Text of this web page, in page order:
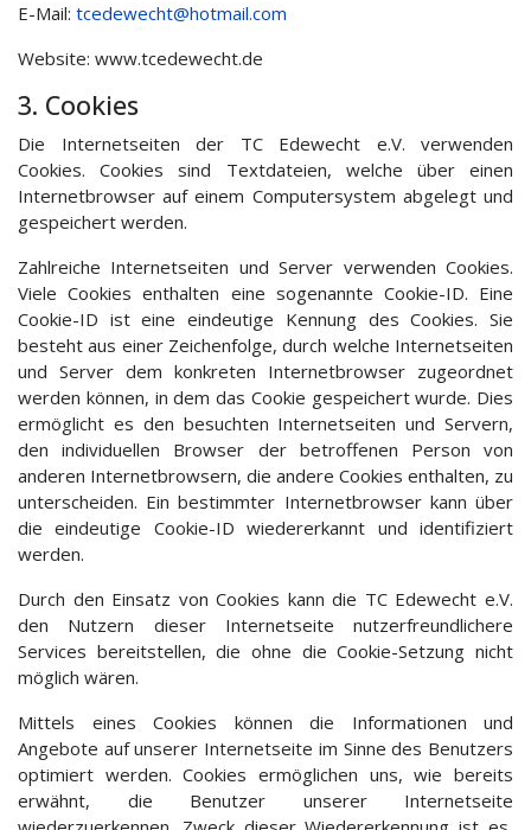
E-Mail: tcedewecht@hotmail.com
Website: www.tcedewecht.de
3. Cookies
Die Internetseiten der TC Edewecht e.V. verwenden
Cookies. Cookies sind Textdateien, welche über einen
Internetbrowser auf einem Computersystem abgelegt und
gespeichert werden.
Zahlreiche Internetseiten und Server verwenden Cookies.
Viele Cookies enthalten eine sogenannte Cookie-ID. Eine
Cookie-ID ist eine eindeutige Kennung des Cookies. Sie
besteht aus einer Zeichenfolge, durch welche Internetseiten
und Server dem konkreten Internetbrowser zugeordnet
werden können, in dem das Cookie gespeichert wurde. Dies
ermöglicht es den besuchten Internetseiten und Servern,
den individuellen Browser der betroffenen Person von
anderen Internetbrowsern, die andere Cookies enthalten, zu
unterscheiden. Ein bestimmter Internetbrowser kann über
die eindeutige Cookie-ID wiedererkannt und identifiziert
werden.
Durch den Einsatz von Cookies kann die TC Edewecht e.V.
den Nutzern dieser Internetseite nutzerfreundlichere
Services bereitstellen, die ohne die Cookie-Setzung nicht
möglich wären.
Mittels eines Cookies können die Informationen und
Angebote auf unserer Internetseite im Sinne des Benutzers
optimiert werden. Cookies ermöglichen uns, wie bereits
erwähnt, die Benutzer unserer Internetseite